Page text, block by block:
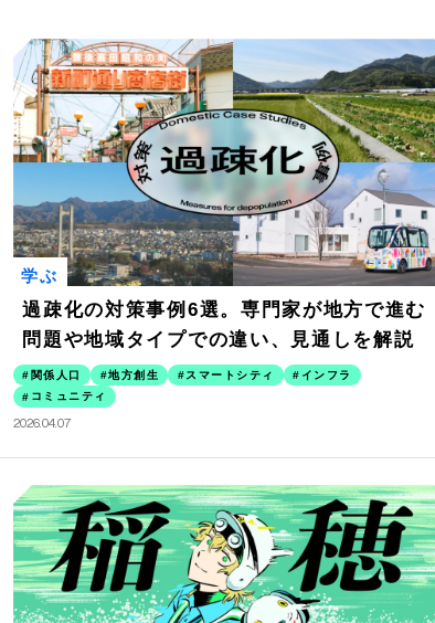
学ぶ
過疎化の対策事例6選。専門家が地方で進む
問題や地域タイプでの違い、見通しを解説
関係人口 地方創生 スマートシティ
インフラ
コミュニティ
2026.04.07